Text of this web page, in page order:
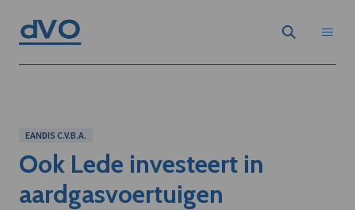
EANDIS C.V.B.A.
Ook Lede investeert in
aardgasvoertuigen